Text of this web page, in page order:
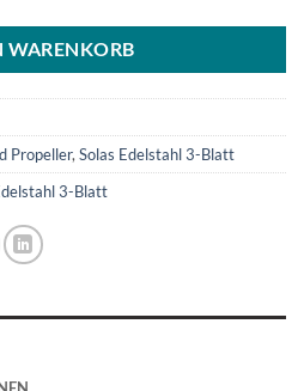
WARENKORB
Propeller, Solas Edelstahl 3-Blatt
3-Blatt